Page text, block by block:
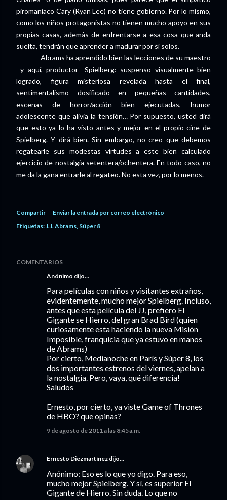
piromaniaco Cary (Ryan Lee) no tiene gobierno. Por lo mismo,
como los niños protagonistas no tienen mucho apoyo en sus
propias casas, además de enfrentarse a esa cosa que anda
suelta, tendrán que aprender a madurar por sí solos.
Abrams ha aprendido bien las lecciones de su maestro
–y aquí, productor- Spielberg: suspenso visualmente bien
logrado, figura misteriosa revelada hasta el final,
sentimentalismo dosificado en pequeñas cantidades,
escenas de horror/acción bien ejecutadas, humor
adolescente que alivia la tensión… Por supuesto, usted dirá
que esto ya lo ha visto antes y mejor en el propio cine de
Spielberg. Y dirá bien. Sin embargo, no creo que debemos
regatearle sus modestas virtudes a este bien calculado
ejercicio de nostalgia setentera/ochentera. En todo caso, no
me da la gana entrarle al regateo. No esta vez, por lo menos.
Compartir
Enviar la entrada por correo electrónico
Etiquetas: J.J. Abrams Súper 8
COMENTARIOS
Anónimo dijo…
Para películas con niños y visitantes extraños,
evidentemente, mucho mejor Spielberg. Incluso,
antes que esta película del JJ, prefiero El
Gigante se Hierro, del gran Brad Bird (quien
curiosamente esta haciendo la nueva Misión
Imposible, franquicia que ya estuvo en manos
de Abrams)
Por cierto, Medianoche en París y Súper 8, los
dos importantes estrenos del viernes, apelan a
la nostalgia. Pero, vaya, qué diferencia!
Saludos
Ernesto, por cierto, ya viste Game of Thrones
de HBO? que opinas?
9 de agosto de 2011 a las 8:45 a.m.
Ernesto Diezmartínez dijo…
Anónimo: Eso es lo que yo digo. Para eso,
mucho mejor Spielberg. Y sí, es superior El
Gigante de Hierro. Sin duda. Lo que no